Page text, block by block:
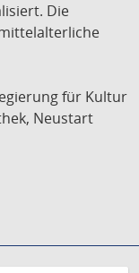
Die
für Kultur
Neustart